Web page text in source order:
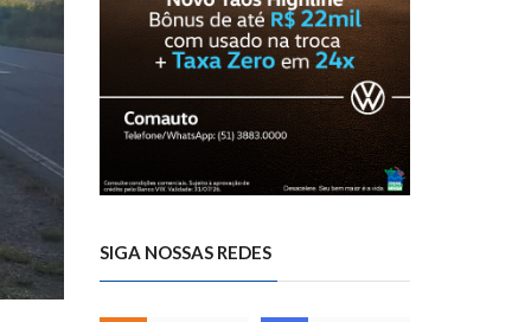
SIGA NOSSAS REDES